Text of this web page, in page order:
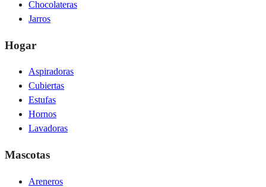
Chocolateras
Jarros
Hogar
Aspiradoras
Cubiertas
Estufas
Hornos
Lavadoras
Mascotas
Areneros